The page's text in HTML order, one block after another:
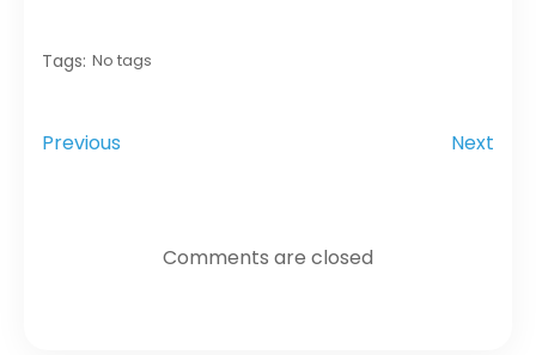
Tags: No tags
Previous Next
Comments are closed